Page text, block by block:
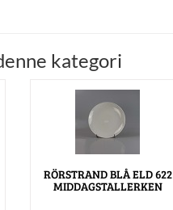
kategori
RÖRSTRAND BLÅ ELD 622
MIDDAGSTALLERKEN